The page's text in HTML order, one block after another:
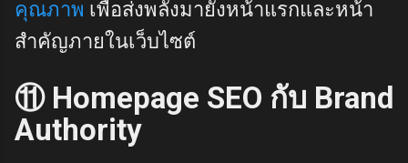
คุณภาพ เพื่อส่งพลังมายังหน้าแรกและหน้า
สำคัญภายในเว็บไซต์
⑪ Homepage SEO กับ Brand
Authority